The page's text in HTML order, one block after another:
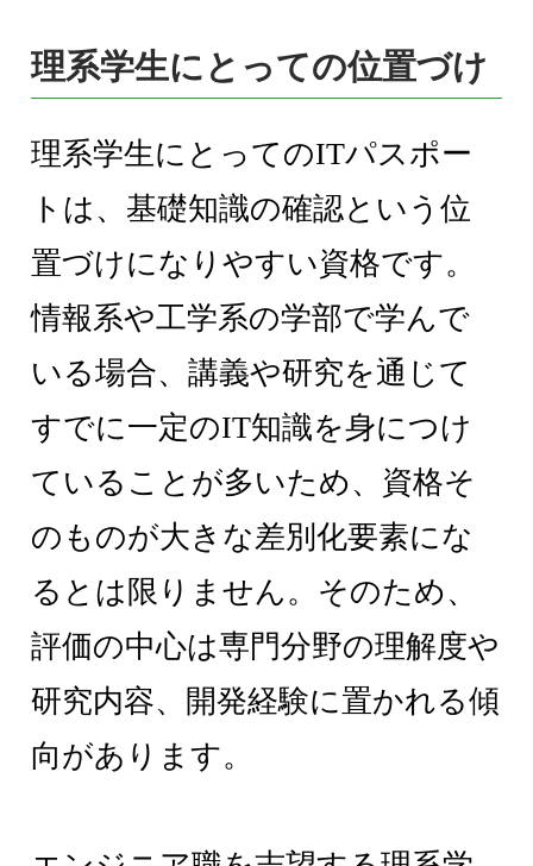
理系学生にとっての位置づけ
理系学生にとってのITパスポー
トは、基礎知識の確認という位
置づけになりやすい資格です。
情報系や工学系の学部で学んで
いる場合、講義や研究を通じて
すでに一定のIT知識を身につけ
ていることが多いため、資格そ
のものが大きな差別化要素にな
るとは限りません。そのため、
評価の中心は専門分野の理解度や
研究内容、開発経験に置かれる傾
向があります。